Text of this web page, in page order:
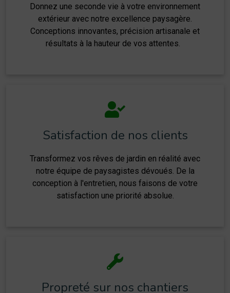
Donnez une seconde vie à votre environnement
extérieur avec notre excellence paysagère.
Conceptions innovantes, précision artisanale et
résultats à la hauteur de vos attentes.
Satisfaction de nos clients
Transformez vos rêves de jardin en réalité avec
notre équipe de paysagistes dévoués. De la
conception à l'entretien, nous faisons de votre
satisfaction une priorité absolue.
Propreté sur nos chantiers